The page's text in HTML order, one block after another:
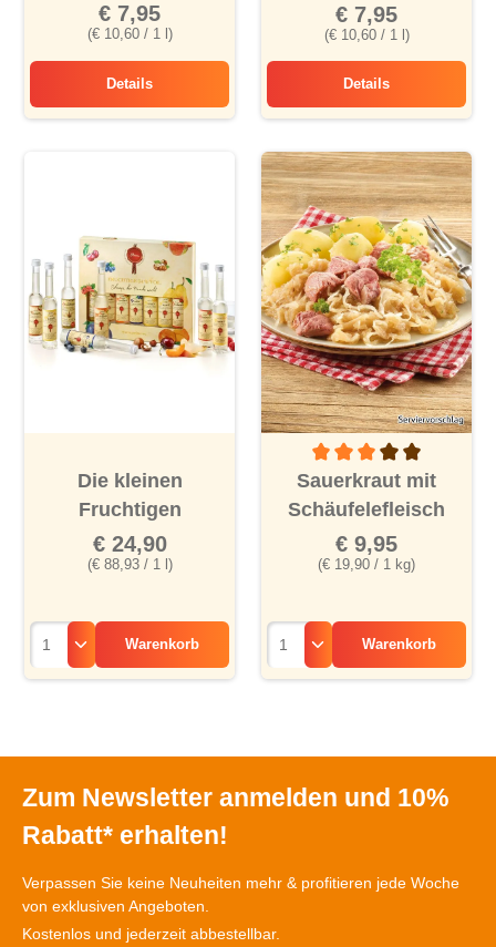
(€ 10,60 / 1 l)
€ 7,95
Details
Regent lieblich
(€ 10,60 / 1 l)
€ 7,95
Details
Siegerrebe
Die kleinen
Fruchtigen
(€ 88,93 / 1 l)
€ 24,90
Warenkorb
Durchschnittliche
Sauerkraut mit
Schäufelefleisch
(€ 19,90 / 1 kg)
€ 9,95
Warenkorb
Zum Newsletter anmelden und 10%
Rabatt* erhalten!
Verpassen Sie keine Neuheiten mehr & profitieren jede Woche
von exklusiven Angeboten.
Kostenlos und jederzeit abbestellbar.